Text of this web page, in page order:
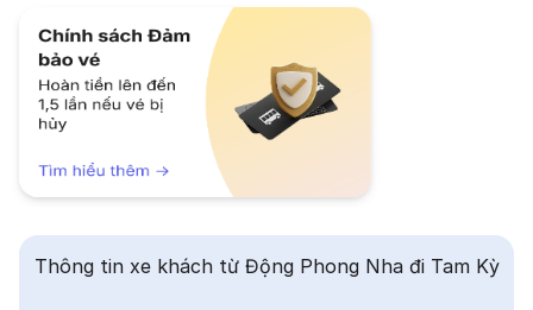
Thông tin xe khách từ Động Phong Nha đi Tam Kỳ